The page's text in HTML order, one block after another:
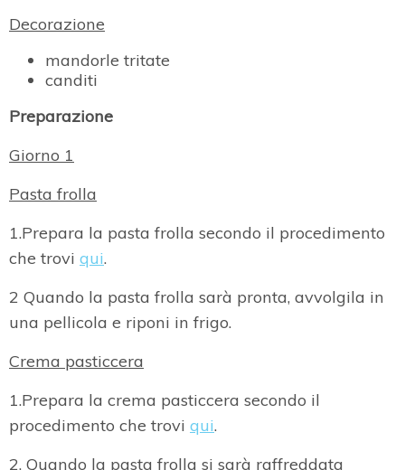
Decorazione
mandorle tritate
canditi
Preparazione
Giorno 1
Pasta frolla
1.Prepara la pasta frolla secondo il procedimento
che trovi qui.
2 Quando la pasta frolla sarà pronta, avvolgila in
una pellicola e riponi in frigo.
Crema pasticcera
1.Prepara la crema pasticcera secondo il
procedimento che trovi qui.
2. Quando la pasta frolla si sarà raffreddata